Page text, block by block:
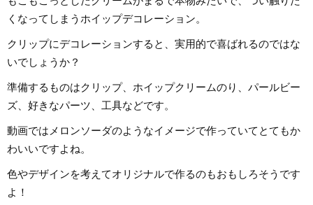
くなってしまうホイップデコレーション。
クリップにデコレーションすると、実用的で喜ばれるのではな
いでしょうか？
準備するものはクリップ、ホイップクリームのり、パールビー
ズ、好きなパーツ、工具などです。
動画ではメロンソーダのようなイメージで作っていてとてもか
わいいですよね。
色やデザインを考えてオリジナルで作るのもおもしろそうです
よ！